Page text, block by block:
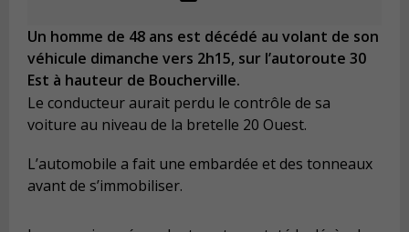
Un homme de 48 ans est décédé au volant de son
véhicule dimanche vers 2h15, sur l’autoroute 30
Est à hauteur de Boucherville.
Le conducteur aurait perdu le contrôle de sa
voiture au niveau de la bretelle 20 Ouest.
L’automobile a fait une embardée et des tonneaux
avant de s’immobiliser.